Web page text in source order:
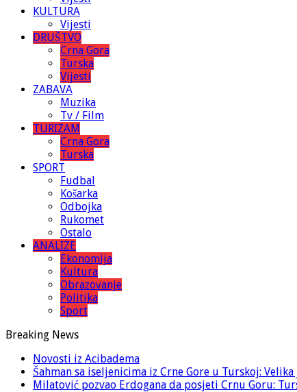
KULTURA
Vijesti
DRUŠTVO
Crna Gora
Turska
Vijesti
ZABAVA
Muzika
Tv / Film
TURIZAM
Crna Gora
Turska
SPORT
Fudbal
Košarka
Odbojka
Rukomet
Ostalo
ANALIZE
Ekonomija
Kultura
Obrazovanje
Politika
Sport
Breaking News
Novosti iz Acibadema
Šahman sa iseljenicima iz Crne Gore u Turskoj:
Milatović pozvao Erdogana da posjeti Crnu Goru: